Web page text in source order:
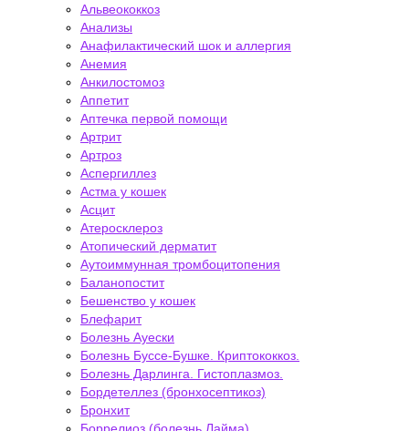
Альвеококкоз
Анализы
Анафилактический шок и аллергия
Анемия
Анкилостомоз
Аппетит
Аптечка первой помощи
Артрит
Артроз
Аспергиллез
Астма у кошек
Асцит
Атеросклероз
Атопический дерматит
Аутоиммунная тромбоцитопения
Баланопостит
Бешенство у кошек
Блефарит
Болезнь Ауески
Болезнь Буссе-Бушке. Криптококкоз.
Болезнь Дарлинга. Гистоплазмоз.
Бордетеллез (бронхосептикоз)
Бронхит